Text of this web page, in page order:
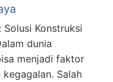
Konstruksi
dunia
menjadi faktor
Salah